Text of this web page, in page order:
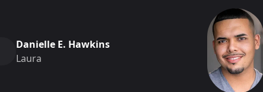
Danielle E. Hawkins
Laura